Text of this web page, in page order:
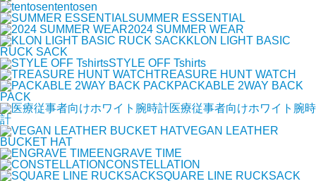
tentosen
SUMMER ESSENTIAL
2024 SUMMER WEAR
KLON LIGHT BASIC
RUCK SACK
STYLE OFF Tshirts
TREASURE HUNT WATCH
PACKABLE 2WAY BACK
PACK
医療従事者向けホワイト腕時
計
VEGAN LEATHER
BUCKET HAT
ENGRAVE TIME
CONSTELLATION
SQUARE LINE RUCKSACK